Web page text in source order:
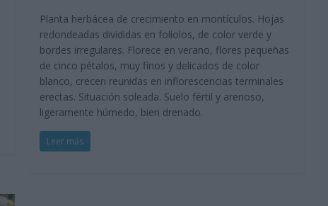
Planta herbácea de crecimiento en montículos. Hojas
redondeadas divididas en folíolos, de color verde y
bordes irregulares. Florece en verano, flores pequeñas
de cinco pétalos, muy finos y delicados de color
blanco, crecen reunidas en inflorescencias terminales
erectas. Situación soleada. Suelo fértil y arenoso,
ligeramente húmedo, bien drenado.
Leer más